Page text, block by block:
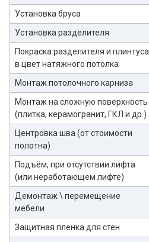
Установка бруса
Установка разделителя
Покраска разделителя и плинтуса
в цвет натяжного потолка
Монтаж потолочного карниза
Монтаж на сложную поверхность
(плитка, керамогранит, ГКЛ и др.)
Центровка шва (от стоимости
полотна)
Подъём, при отсутствии лифта
(или неработающем лифте)
Демонтаж \ перемещение
мебели
Защитная пленка для стен